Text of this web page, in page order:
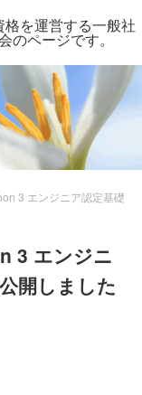
を運営する一般社
のページです。
3 エンジニア認定基礎
3 エンジニ
開しました